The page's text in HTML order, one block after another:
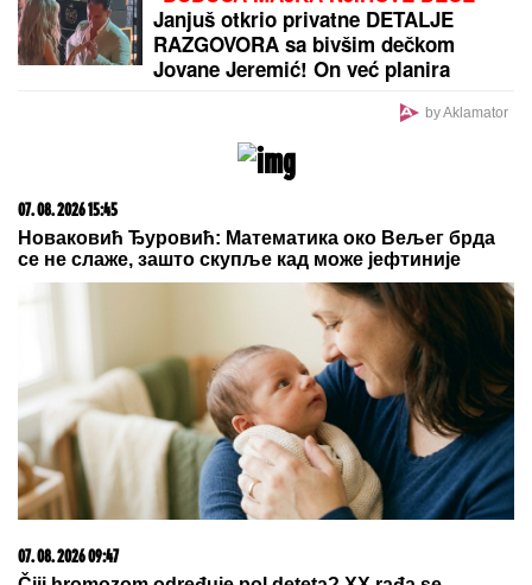
SRBIJE:Spremite se za grmljavinu i udare jakog
vetra
u Srbiji očekuju pljuskovi sa
grmljavinom
Ovo se dešava u domu Ognjena Amidžića i Mine